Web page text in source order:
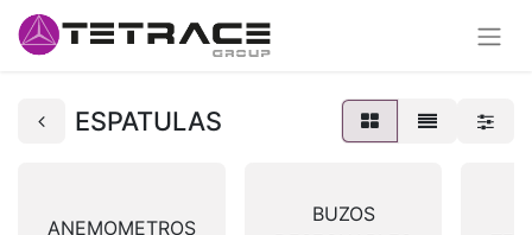
ESPATULAS
ANEMOMETROS
BUZOS